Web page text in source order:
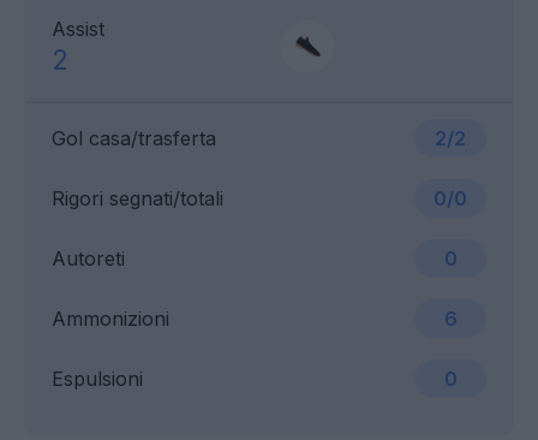
Assist
2
Gol casa/trasferta 2/2
Ammonizioni 6
Rigori segnati/totali 0/0
Espulsioni 0
Autoreti 0